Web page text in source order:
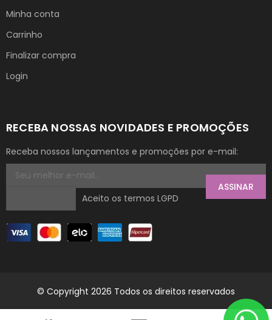
Minha conta
Carrinho
Finalizar compra
Login
RECEBA NOSSAS NOVIDADES E PROMOÇÕES
Receba nossos lançamentos e promoções por e-mail:
ASSINAR
Aceito os termos LGPD
© Copyright 2026 Todos os direitos reservados